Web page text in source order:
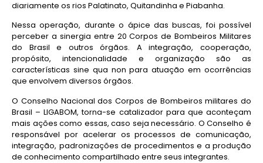
diariamente os rios Palatinato, Quitandinha e Piabanha.
Nessa operação, durante o ápice das buscas, foi possível
perceber a sinergia entre 20 Corpos de Bombeiros Militares
do Brasil e outros órgãos. A integração, cooperação,
propósito, intencionalidade e organização são as
características sine qua non para atuação em ocorrências
que envolvem diversos órgãos.
O Conselho Nacional dos Corpos de Bombeiros militares do
Brasil – LIGABOM, torna-se catalizador para que aconteçam
mais ações como essas, caso seja necessário. O Conselho é
responsável por acelerar os processos de comunicação,
integração, padronizações de procedimentos e a produção
de conhecimento compartilhado entre seus integrantes.